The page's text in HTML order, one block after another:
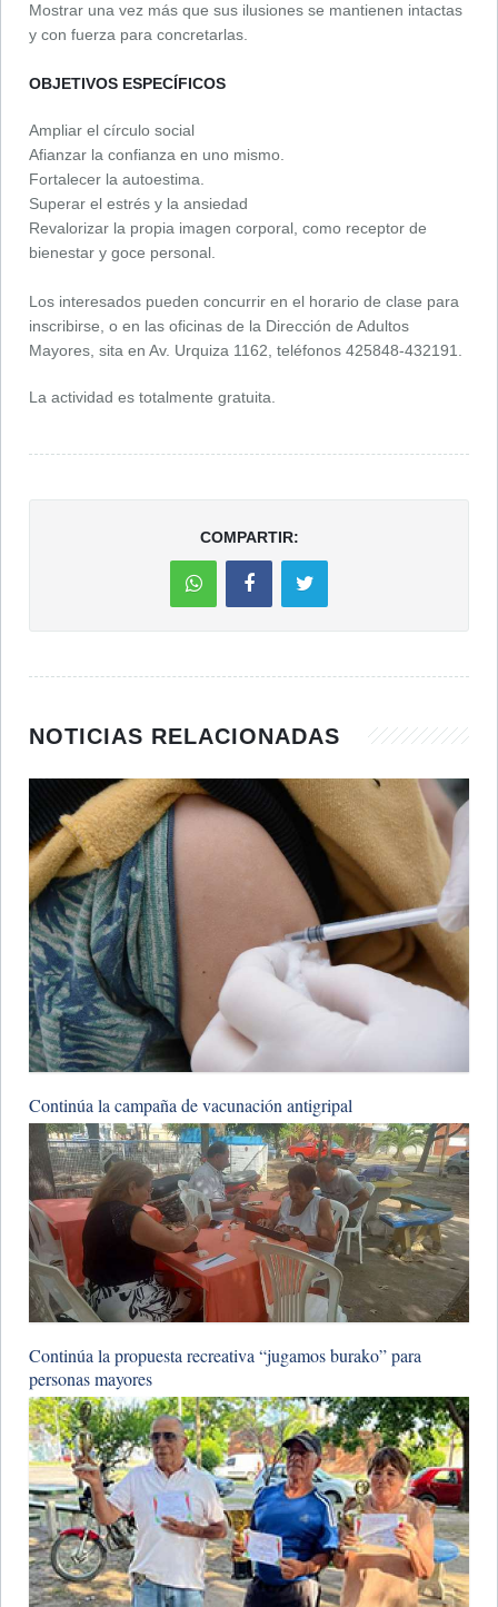
Mostrar una vez más que sus ilusiones se mantienen intactas
y con fuerza para concretarlas.
OBJETIVOS ESPECÍFICOS
Ampliar el círculo social
Afianzar la confianza en uno mismo.
Fortalecer la autoestima.
Superar el estrés y la ansiedad
Revalorizar la propia imagen corporal, como receptor de
bienestar y goce personal.
Los interesados pueden concurrir en el horario de clase para
inscribirse, o en las oficinas de la Dirección de Adultos
Mayores, sita en Av. Urquiza 1162, teléfonos 425848-432191.
La actividad es totalmente gratuita.
COMPARTIR:
NOTICIAS RELACIONADAS
Continúa la campaña de vacunación antigripal
Continúa la propuesta recreativa “jugamos burako” para
personas mayores